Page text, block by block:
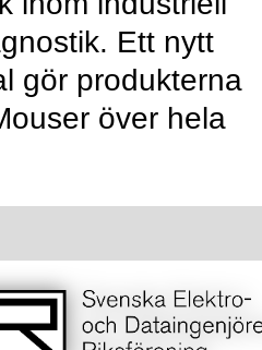
Ett nytt
gör produkterna
över hela